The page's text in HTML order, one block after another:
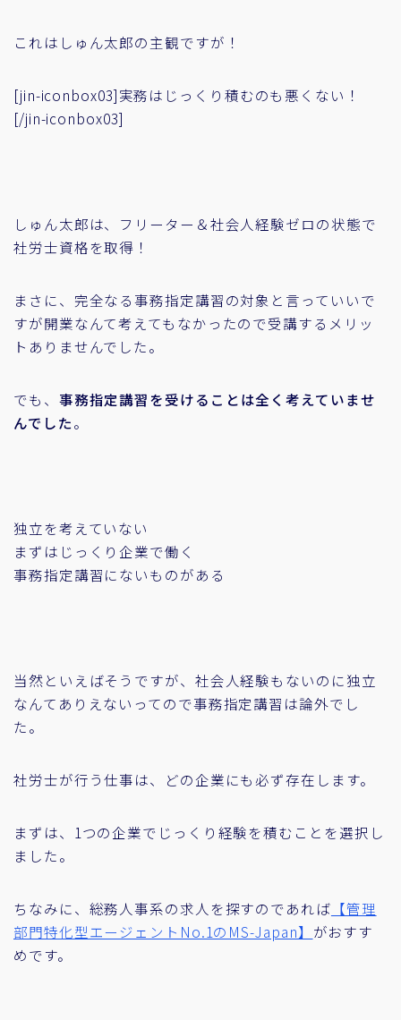
これはしゅん太郎の主観ですが！
[jin-iconbox03]実務はじっくり積むのも悪くない！
[/jin-iconbox03]
しゅん太郎は、フリーター＆社会人経験ゼロの状態で
社労士資格を取得！
まさに、完全なる事務指定講習の対象と言っていいで
すが開業なんて考えてもなかったので受講するメリッ
トありませんでした。
でも、 事務指定講習を受けることは全く考えていませ
んでした。
独立を考えていない
まずはじっくり企業で働く
事務指定講習にないものがある
当然といえばそうですが、社会人経験もないのに独立
なんてありえないってので事務指定講習は論外でし
た。
社労士が行う仕事は、どの企業にも必ず存在します。
まずは、1つの企業でじっくり経験を積むことを選択し
ました。
ちなみに、総務人事系の求人を探すのであれば 【管理
部門特化型エージェントNo.1のMS-Japan】 がおすす
めです。